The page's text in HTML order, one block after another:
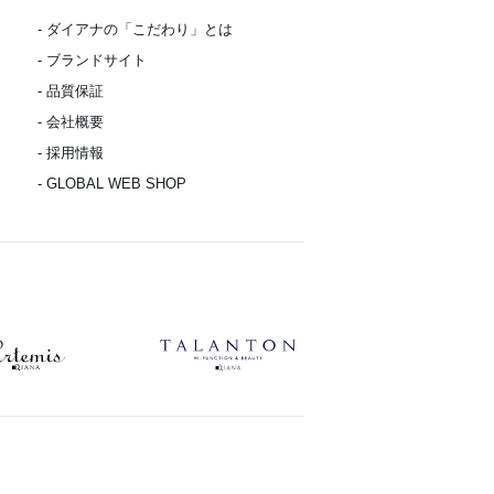
- ダイアナの「こだわり」とは
- ブランドサイト
- 品質保証
- 会社概要
- 採用情報
- GLOBAL WEB SHOP